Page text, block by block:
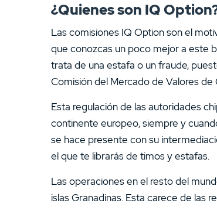
¿Quienes son IQ
Las comisiones IQ Option son el
que conozcas un poco mejor a este
trata de una estafa o un fraude,
Comisión del Mercado de Valores de
Esta regulación de las autoridades
continente europeo, siempre y
se hace presente con su
el que te librarás de timos y estafas.
Las operaciones en el resto del
islas Granadinas. Esta carece de las